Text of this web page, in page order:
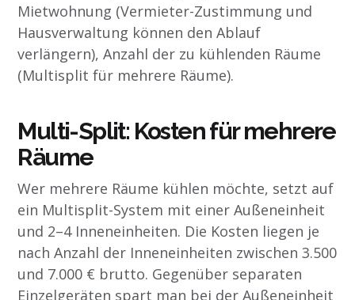
Mietwohnung (Vermieter-Zustimmung und
Hausverwaltung können den Ablauf
verlängern), Anzahl der zu kühlenden Räume
(Multisplit für mehrere Räume).
Multi-Split: Kosten für mehrere
Räume
Wer mehrere Räume kühlen möchte, setzt auf
ein Multisplit-System mit einer Außeneinheit
und 2–4 Inneneinheiten. Die Kosten liegen je
nach Anzahl der Inneneinheiten zwischen 3.500
und 7.000 € brutto. Gegenüber separaten
Einzelgeräten spart man bei der Außeneinheit